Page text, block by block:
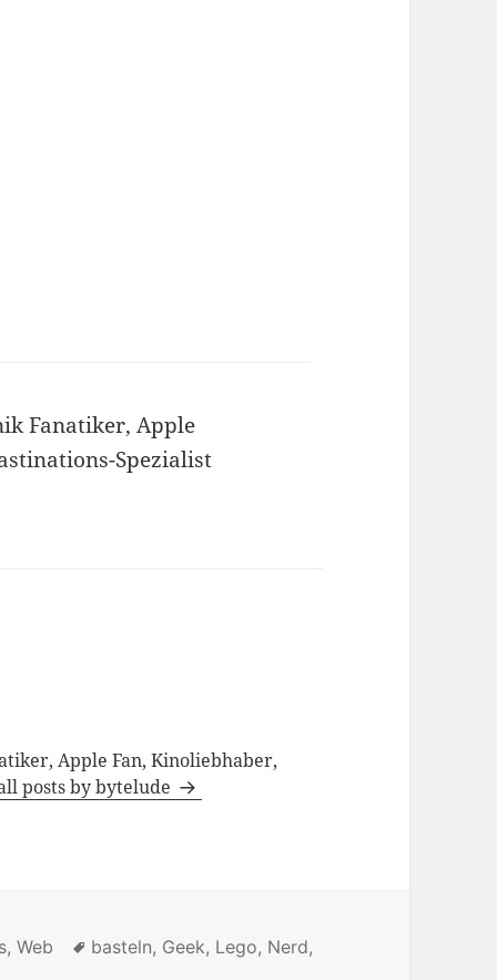
Fanatiker, Apple
Spezialist
Apple Fan, Kinoliebhaber,
posts by bytelude
,Web Tags
basteln, Geek, Lego, Nerd,